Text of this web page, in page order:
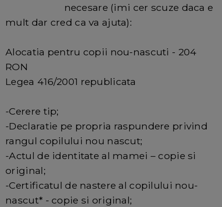
necesare (imi cer scuze daca e
mult dar cred ca va ajuta):
Alocatia pentru copii nou-nascuti - 204
RON
Legea 416/2001 republicata
-Cerere tip;
-Declaratie pe propria raspundere privind
rangul copilului nou nascut;
-Actul de identitate al mamei – copie si
original;
-Certificatul de nastere al copilului nou-
nascut* - copie si original;